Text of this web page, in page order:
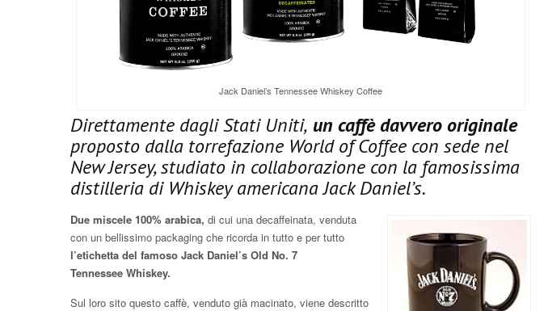
Jack Daniel’s Tennessee Whiskey Coffee
Direttamente dagli Stati Uniti, un caffè davvero originale
proposto dalla torrefazione World of Coffee con sede nel
New Jersey, studiato in collaborazione con la famosissima
distilleria di Whiskey americana Jack Daniel’s.
Due miscele 100% arabica, di cui una decaffeinata, venduta
con un bellissimo packaging che ricorda in tutto e per tutto
l’etichetta del famoso Jack Daniel’s Old No. 7
Tennessee Whiskey.
Sul loro sito questo caffè, venduto già macinato, viene descritto